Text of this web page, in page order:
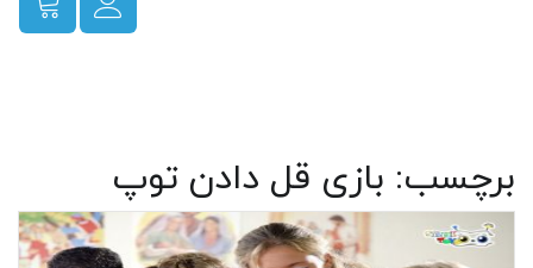
برچسب: بازی قل دادن توپ